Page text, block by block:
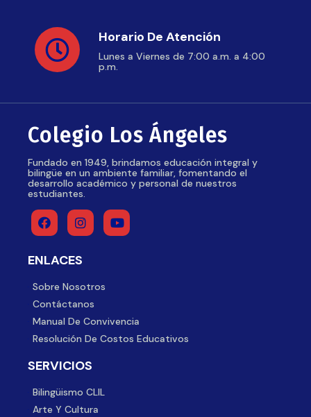
Horario De Atención
Lunes a Viernes de 7:00 a.m. a 4:00
p.m.
Colegio Los Ángeles
Fundado en 1949, brindamos educación integral y
bilingüe en un ambiente familiar, fomentando el
desarrollo académico y personal de nuestros
estudiantes.
ENLACES
Sobre Nosotros
Contáctanos
Manual De Convivencia
Resolución De Costos Educativos
SERVICIOS
Bilingüismo CLIL
Arte Y Cultura